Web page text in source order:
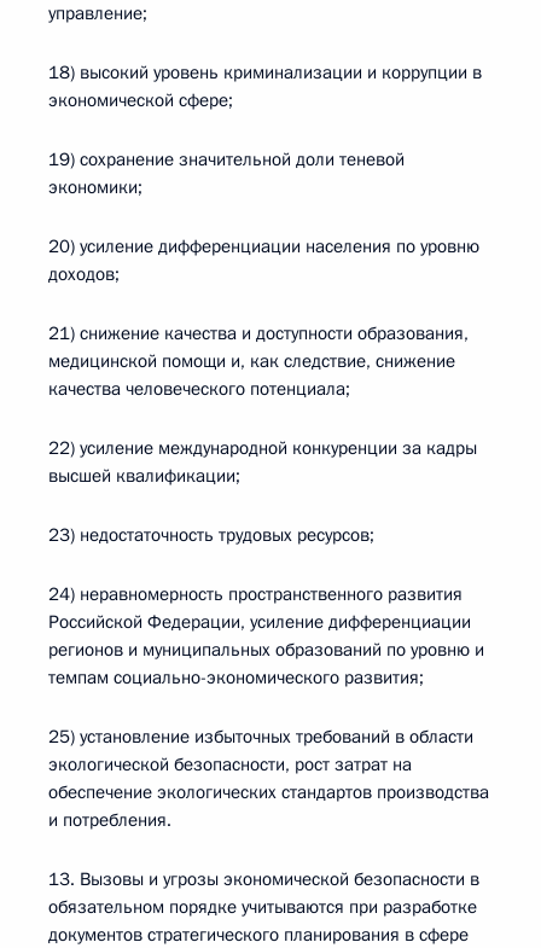
управление;
18) высокий уровень криминализации и коррупции в
экономической сфере;
19) сохранение значительной доли теневой
экономики;
20) усиление дифференциации населения по уровню
доходов;
21) снижение качества и доступности образования,
медицинской помощи и, как следствие, снижение
качества человеческого потенциала;
22) усиление международной конкуренции за кадры
высшей квалификации;
23) недостаточность трудовых ресурсов;
24) неравномерность пространственного развития
Российской Федерации, усиление дифференциации
регионов и муниципальных образований по уровню и
темпам социально-экономического развития;
25) установление избыточных требований в области
экологической безопасности, рост затрат на
обеспечение экологических стандартов производства
и потребления.
13. Вызовы и угрозы экономической безопасности в
обязательном порядке учитываются при разработке
документов стратегического планирования в сфере